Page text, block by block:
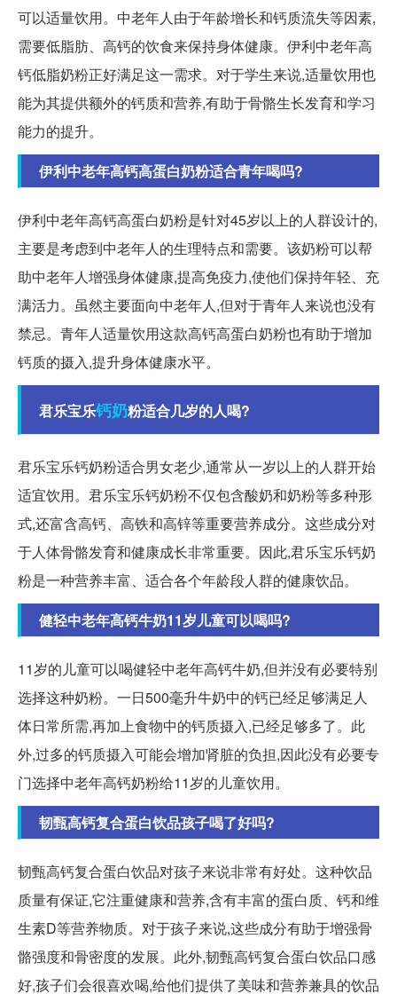
可以适量饮用。中老年人由于年龄增长和钙质流失等因素,
需要低脂肪、高钙的饮食来保持身体健康。伊利中老年高
钙低脂奶粉正好满足这一需求。对于学生来说,适量饮用也
能为其提供额外的钙质和营养,有助于骨骼生长发育和学习
能力的提升。
伊利中老年高钙高蛋白奶粉适合青年喝吗?
伊利中老年高钙高蛋白奶粉是针对45岁以上的人群设计的,
主要是考虑到中老年人的生理特点和需要。该奶粉可以帮
助中老年人增强身体健康,提高免疫力,使他们保持年轻、充
满活力。虽然主要面向中老年人,但对于青年人来说也没有
禁忌。青年人适量饮用这款高钙高蛋白奶粉也有助于增加
钙质的摄入,提升身体健康水平。
君乐宝乐钙奶粉适合几岁的人喝?
君乐宝乐钙奶粉适合男女老少,通常从一岁以上的人群开始
适宜饮用。君乐宝乐钙奶粉不仅包含酸奶和奶粉等多种形
式,还富含高钙、高铁和高锌等重要营养成分。这些成分对
于人体骨骼发育和健康成长非常重要。因此,君乐宝乐钙奶
粉是一种营养丰富、适合各个年龄段人群的健康饮品。
健轻中老年高钙牛奶11岁儿童可以喝吗?
11岁的儿童可以喝健轻中老年高钙牛奶,但并没有必要特别
选择这种奶粉。一日500毫升牛奶中的钙已经足够满足人
体日常所需,再加上食物中的钙质摄入,已经足够多了。此
外,过多的钙质摄入可能会增加肾脏的负担,因此没有必要专
门选择中老年高钙奶粉给11岁的儿童饮用。
韧甄高钙复合蛋白饮品孩子喝了好吗?
韧甄高钙复合蛋白饮品对孩子来说非常有好处。这种饮品
质量有保证,它注重健康和营养,含有丰富的蛋白质、钙和维
生素D等营养物质。对于孩子来说,这些成分有助于增强骨
骼强度和骨密度的发展。此外,韧甄高钙复合蛋白饮品口感
好,孩子们会很喜欢喝,给他们提供了美味和营养兼具的饮品